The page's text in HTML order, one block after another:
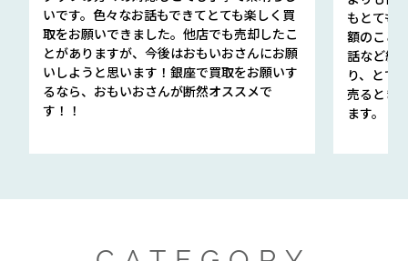
いです。色々なお話もできてとても楽しく買
取をお願いできました。他店でも売却したこ
とがありますが、今後はおもいおさんにお願
いしようと思います！銀座で買取をお願いす
るなら、おもいおさんが断然オススメで
す！！
もとても
額のこと
話など細
り、とて
売るとき
ます。